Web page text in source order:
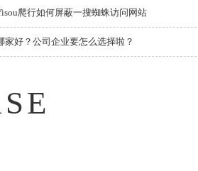
爬行如何屏蔽一搜蜘蛛访问网站
家好？公司企业要怎么选择啦？